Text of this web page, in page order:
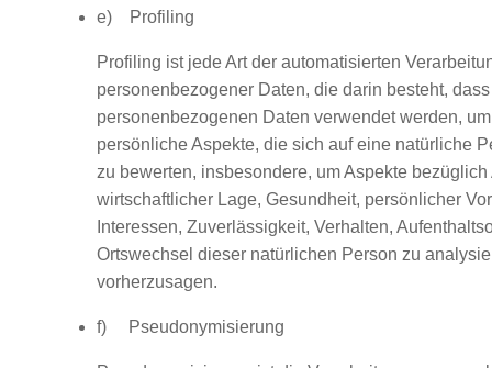
e) Profiling
Profiling ist jede Art der automatisierten
personenbezogener Daten, die darin besteht,
personenbezogenen Daten verwendet werden,
persönliche Aspekte, die sich auf eine natürliche
zu bewerten, insbesondere, um Aspekte
wirtschaftlicher Lage, Gesundheit, persönlicher
Interessen, Zuverlässigkeit, Verhalten,
Ortswechsel dieser natürlichen Person zu
vorherzusagen.
f) Pseudonymisierung